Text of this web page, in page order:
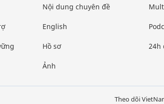
Nội dung chuyên đề
English
Hồ sơ
Ảnh
24h
Theo dõi